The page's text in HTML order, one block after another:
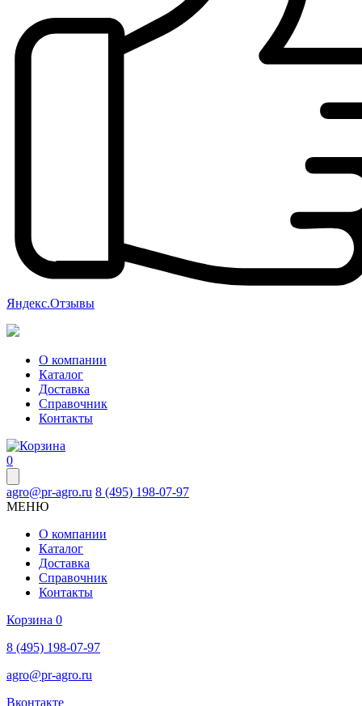
Яндекс.Отзывы
О компании
Каталог
Доставка
Справочник
Контакты
0
agro@pr-agro.ru 8 (495) 198-07-97
МЕНЮ
О компании
Каталог
Доставка
Справочник
Контакты
Корзина 0
8 (495) 198-07-97
agro@pr-agro.ru
Вконтакте